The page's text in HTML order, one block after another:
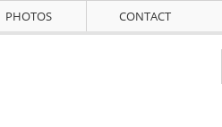
PHOTOS CONTACT